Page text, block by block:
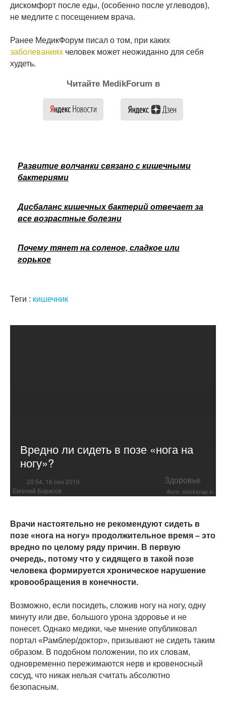
дискомфорт после еды, (особенно после углеводов),
не медлите с посещением врача.
Ранее МедикФорум писал о том, при каких
заболеваниях человек может неожиданно для себя
худеть.
Читайте MedikForum в
Развитие волчанки связано с кишечными
бактериями
Дисбаланс кишечных бактерий отвечает за
все возрастные болезни
Почему тянет на соленое, сладкое или
горькое
Теги : кишечник
Вредно ли сидеть в позе «нога на
ногу»?
20:54, 16 сен 2019 Здоровье
Евгений Борисов Фото: stocksnap.io
Врачи настоятельно не рекомендуют сидеть в
позе «нога на ногу» продолжительное время – это
вредно по целому ряду причин. В первую
очередь, потому что у сидящего в такой позе
человека формируется хроническое нарушение
кровообращения в конечности.
Возможно, если посидеть, сложив ногу на ногу, одну
минуту или две, большого урона здоровье и не
понесет. Однако медики, чье мнение опубликовал
портал «Рамблер/доктор», призывают не сидеть таким
образом. В подобном положении, по их словам,
одновременно пережимаются нерв и кровеносный
сосуд, что никак нельзя считать абсолютно
безопасным.